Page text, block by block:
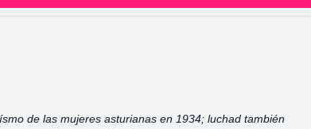
de las mujeres asturianas en 1934; luchad también